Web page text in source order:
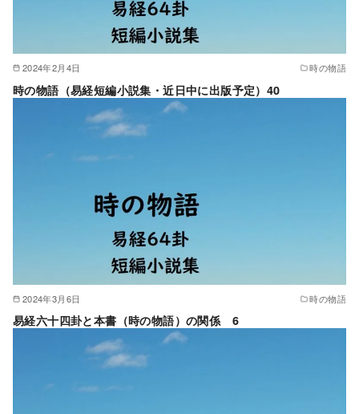
2024年2月4日 時の物語
時の物語（易経短編小説集・近日中に出版予定）40
2024年3月6日 時の物語
易経六十四卦と本書（時の物語）の関係 6